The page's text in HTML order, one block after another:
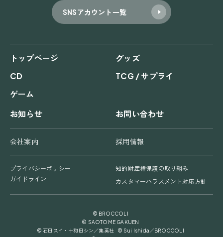
SNSアカウント一覧
トップページ
グッズ
CD
TCG / サプライ
ゲーム
お知らせ
お問い合わせ
会社案内 採用情報
プライバシーポリシー
知的財産権保護の取り組み
ガイドライン
カスタマーハラスメント対応方針
© BROCCOLI
© SAOTOME GAKUEN
© 石田スイ・十和田シン／集英社 © Sui Ishida／BROCCOLI